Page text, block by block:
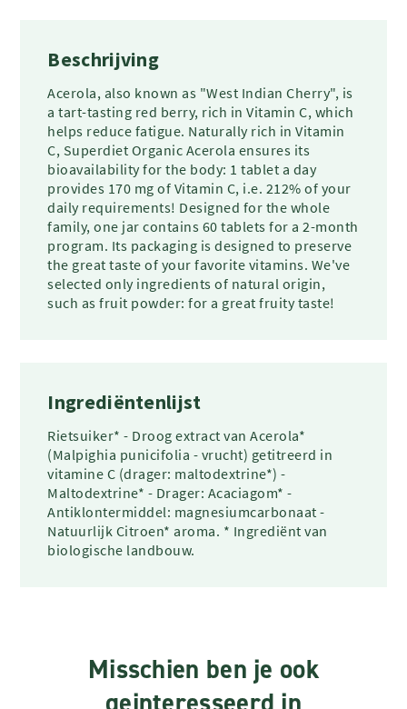
Beschrijving
Acerola, also known as "West Indian Cherry", is
a tart-tasting red berry, rich in Vitamin C, which
helps reduce fatigue. Naturally rich in Vitamin
C, Superdiet Organic Acerola ensures its
bioavailability for the body: 1 tablet a day
provides 170 mg of Vitamin C, i.e. 212% of your
daily requirements! Designed for the whole
family, one jar contains 60 tablets for a 2-month
program. Its packaging is designed to preserve
the great taste of your favorite vitamins. We've
selected only ingredients of natural origin,
such as fruit powder: for a great fruity taste!
Ingrediëntenlijst
Rietsuiker* - Droog extract van Acerola*
(Malpighia punicifolia - vrucht) getitreerd in
vitamine C (drager: maltodextrine*) -
Maltodextrine* - Drager: Acaciagom* -
Antiklontermiddel: magnesiumcarbonaat -
Natuurlijk Citroen* aroma. * Ingrediënt van
biologische landbouw.
Misschien ben je ook